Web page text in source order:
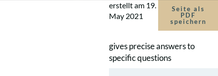
erstellt am 19.
May 2021
Seite als
PDF
speichern
gives precise answers to
specific questions